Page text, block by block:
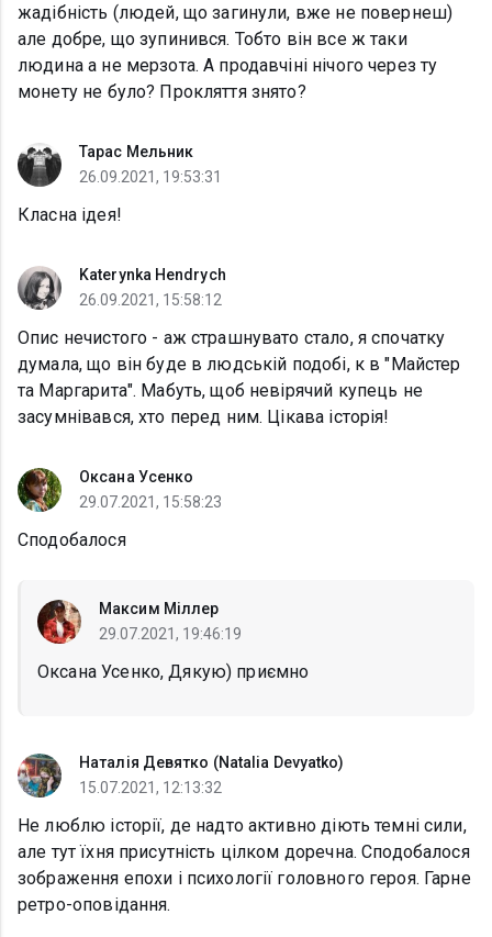
жадібність (людей, що загинули, вже не повернеш)
але добре, що зупинився. Тобто він все ж таки
людина а не мерзота. А продавчіні нічого через ту
монету не було? Прокляття знято?
Тарас Мельник
26.09.2021, 19:53:31
Класна ідея!
Katerynka Hendrych
26.09.2021, 15:58:12
Опис нечистого - аж страшнувато стало, я спочатку
думала, що він буде в людській подобі, к в "Майстер
та Маргарита". Мабуть, щоб невірячий купець не
засумнівався, хто перед ним. Цікава історія!
Оксана Усенко
29.07.2021, 15:58:23
Сподобалося
Максим Міллер
29.07.2021, 19:46:19
Оксана Усенко, Дякую) приємно
Наталія Девятко (Natalia Devyatko)
15.07.2021, 12:13:32
Не люблю історії, де надто активно діють темні сили,
але тут їхня присутність цілком доречна. Сподобалося
зображення епохи і психології головного героя. Гарне
ретро-оповідання.